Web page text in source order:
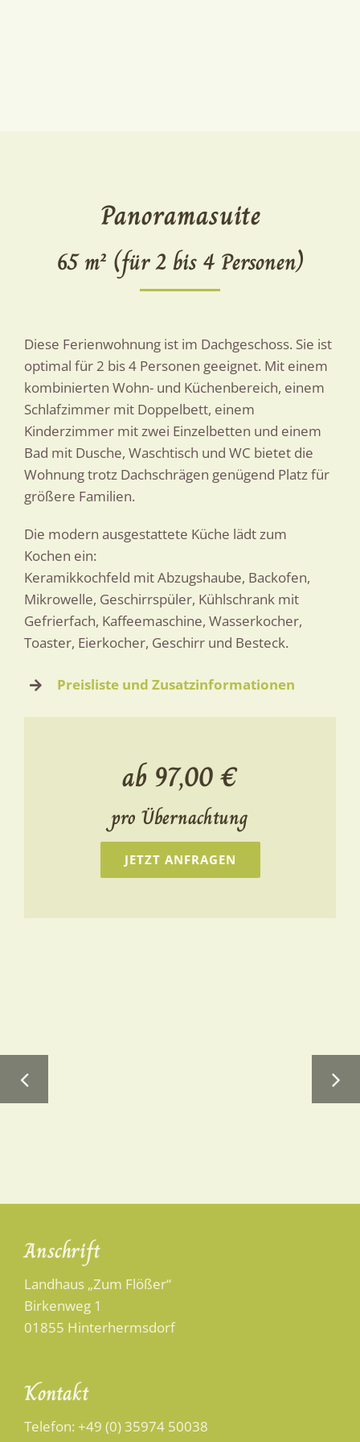
Panoramasuite
65 m² (für 2 bis 4 Personen)
Diese Ferienwohnung ist im Dachgeschoss. Sie ist
optimal für 2 bis 4 Personen geeignet. Mit einem
kombinierten Wohn- und Küchenbereich, einem
Schlafzimmer mit Doppelbett, einem
Kinderzimmer mit zwei Einzelbetten und einem
Bad mit Dusche, Waschtisch und WC bietet die
Wohnung trotz Dachschrägen genügend Platz für
größere Familien.
Die modern ausgestattete Küche lädt zum
Kochen ein:
Keramikkochfeld mit Abzugshaube, Backofen,
Mikrowelle, Geschirrspüler, Kühlschrank mit
Gefrierfach, Kaffeemaschine, Wasserkocher,
Toaster, Eierkocher, Geschirr und Besteck.
Preisliste und Zusatzinformationen
ab 97,00 €
pro Übernachtung
JETZT ANFRAGEN
Anschrift
Landhaus „Zum Flößer“
Birkenweg 1
01855 Hinterhermsdorf
Kontakt
Telefon: +49 (0) 35974 50038